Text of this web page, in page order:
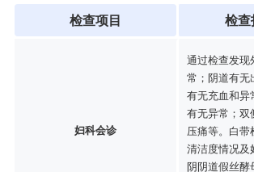
检查项目 检查
妇科会诊
通过检查发现
常；阴道有无
有无充血和异
有无异常；双
压痛等。白带
清洁度情况及
阴阴道假丝酵